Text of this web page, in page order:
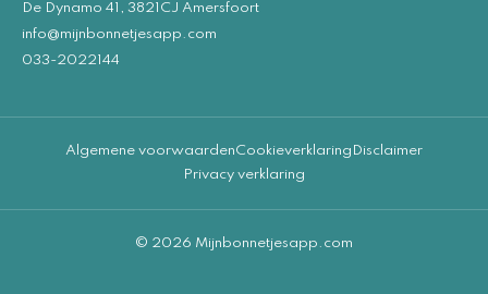
De Dynamo 41, 3821CJ Amersfoort
info@mijnbonnetjesapp.com
033-2022144
Algemene voorwaardenCookieverklaring Disclaimer
Privacy verklaring
© 2026 Mijnbonnetjesapp.com